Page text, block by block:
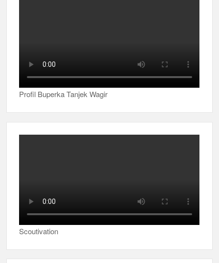
Profil Buperka Tanjek Wagir
Scoutivation